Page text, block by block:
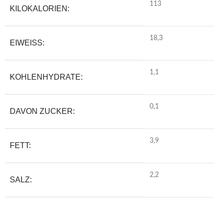
KILOKALORIEN:
113
EIWEISS:
18,3
KOHLENHYDRATE:
1,1
DAVON ZUCKER:
0,1
FETT:
3,9
SALZ:
2,2